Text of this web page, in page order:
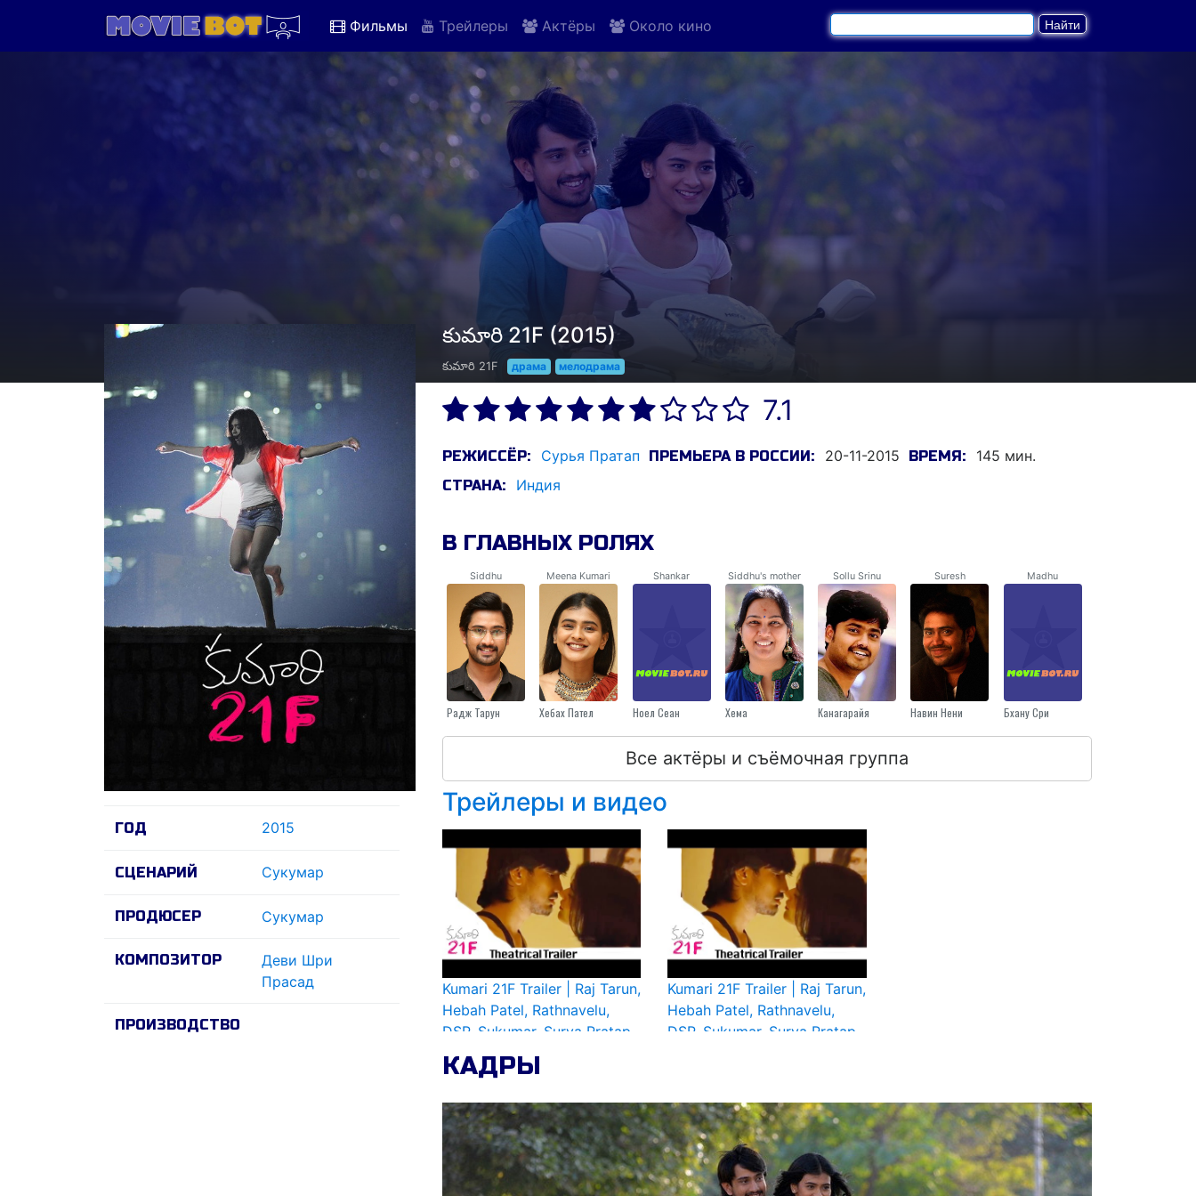
Фильмы Трейлеры Актёры Около кино
ГОД 2015
СЦЕНАРИЙ Сукумар
ПРОДЮСЕР Сукумар
КОМПОЗИТОР
Деви Шри
Прасад
ПРОИЗВОДСТВО
కుమారి 21F (2015)
కుమారి 21F драма мелодрама
7.1
РЕЖИССЁР: Сурья Пратап ПРЕМЬЕРА В РОССИИ: 20-11-2015 ВРЕМЯ: 145 мин.
СТРАНА: Индия
В ГЛАВНЫХ РОЛЯХ
Siddhu
Радж Тарун
Meena Kumari
Хебах Пател
Shankar
Ноел Сеан
Siddhu's mother
Хема
Sollu Srinu
Канагарайя
Suresh
Навин Нени
Madhu
Бхану Сри
Все актёры и съёмочная группа
Трейлеры и видео
Kumari 21F Trailer | Raj Tarun,
Hebah Patel, Rathnavelu,
DSP, Sukumar, Surya Pratap
Kumari 21F Trailer | Raj Tarun,
Hebah Patel, Rathnavelu,
DSP, Sukumar, Surya Pratap
КАДРЫ